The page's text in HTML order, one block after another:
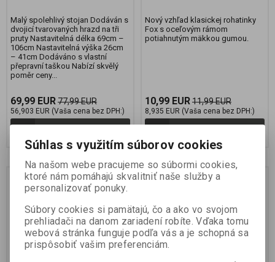
Malý spolehlivý stojan Dodáván s
dvojicí tvarovaných hrazd na tři
pruty Nastavitelná délka 69cm –
106cm Nastavitelná výška 26cm
– 41cm Dodáváno s vlastní
přepravní taškou Nabízí skvělý
poměr ceny...
69,99 EUR77,99 EUR
56,903 EUR (Vaša cena bez DPH:)
Nový vzhľad klasickej rohatinky
Fox s oceľovým rámom
potiahnutým mäkkou gumou.
10,99 EUR11,99 EUR
8,935 EUR (Vaša cena bez DPH:)
Náš TIP
Súhlas s využitím súborov cookies
Na našom webe pracujeme so súbormi cookies,
ktoré nám pomáhajú skvalitniť naše služby a
personalizovať ponuky.
Súbory cookies si pamätajú, čo a ako vo svojom
prehliadači na danom zariadení robíte. Vďaka tomu
webová stránka funguje podľa vás a je schopná sa
prispôsobiť vašim preferenciám.